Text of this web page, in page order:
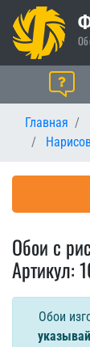
Помощь
Главная
Обои с
Артикул:
Обои